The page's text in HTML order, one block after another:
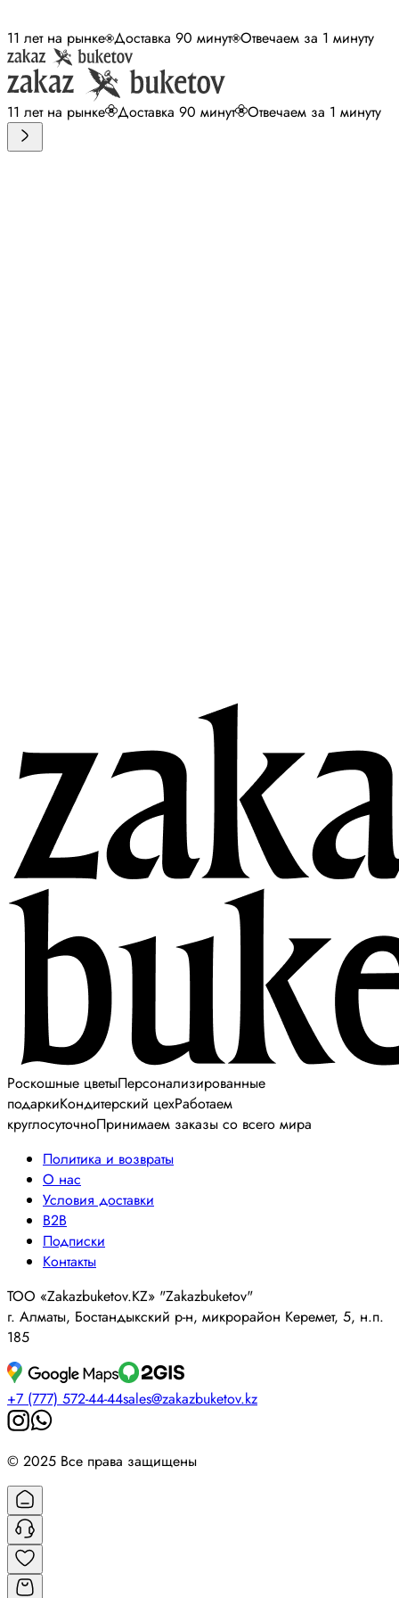
11 лет на рынке Доставка 90 минут Отвечаем за 1 минуту
11 лет на рынке Доставка 90 минут Отвечаем за 1 минуту
Роскошные цветыПерсонализированные
подаркиКондитерский цехРаботаем
круглосуточноПринимаем заказы со всего мира
Политика и возвраты
О нас
Условия доставки
B2B
Подписки
Контакты
ТОО «Zakazbuketov.KZ» "Zakazbuketov"
г. Алматы, Бостандыкский р-н, микрорайон Керемет, 5, н.п.
185
+7 (777) 572-44-44sales@zakazbuketov.kz
© 2025 Все права защищены